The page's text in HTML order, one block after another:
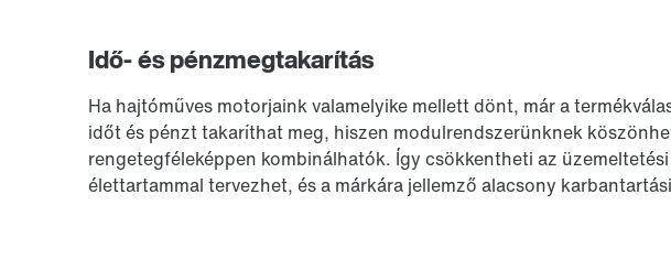
Idő- és pénzmegtakarítás
Ha hajtóműves motorjaink valamelyike mellett dönt, már a
időt és pénzt takaríthat meg, hiszen modulrendszerünknek
rengetegféleképpen kombinálhatók. Így csökkentheti az
élettartammal tervezhet, és a márkára jellemző alacsony